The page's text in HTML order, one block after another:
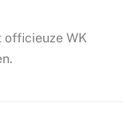
officieuze WK